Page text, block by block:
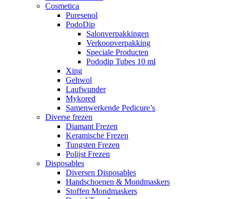
Cosmetica
Puresenol
PodoDip
Salonverpakkingen
Verkoopverpakking
Speciale Producten
Pododip Tubes 10 ml
Xing
Gehwol
Laufwunder
Mykored
Samenwerkende Pedicure’s
Diverse frezen
Diamant Frezen
Keramische Frezen
Tungsten Frezen
Polijst Frezen
Disposables
Diversen Disposables
Handschoenen & Mondmaskers
Stoffen Mondmaskers